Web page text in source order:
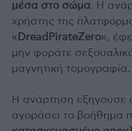
μέσα στο σώμα. Η
χρήστης της
« DreadPirateZero»,
μην φοράτε
μαγνητική
Η ανάρτηση εξηγούσε
αγοράσει το βοήθημα